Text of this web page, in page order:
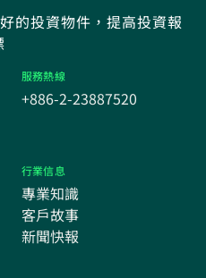
的投資物件，提高投資報
服務熱線
+886-2-23887520
行業信息
專業知識
客戶故事
新聞快報